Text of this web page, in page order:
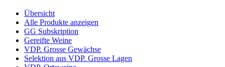
Übersicht
Alle Produkte anzeigen
GG Subskription
Gereifte Weine
VDP. Grosse Gewächse
Selektion aus VDP. Grosse Lagen